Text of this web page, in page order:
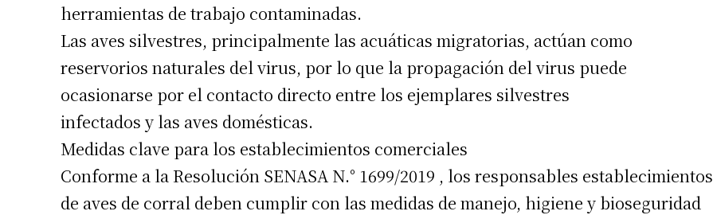
Dirección de correo electrónico *
Nombre
Apellidos
Número de teléfono
herramientas de trabajo contaminadas.
Las aves silvestres, principalmente las acuáticas migratorias, actúan como
reservorios naturales del virus, por lo que la propagación del virus puede
ocasionarse por el contacto directo entre los ejemplares silvestres
infectados y las aves domésticas.
Medidas clave para los establecimientos comerciales
Conforme a la Resolución SENASA N.° 1699/2019 , los responsables establecimientos
de aves de corral deben cumplir con las medidas de manejo, higiene y bioseguridad